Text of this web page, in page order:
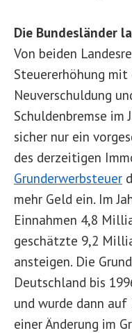
Die Bundesländer
Von beiden
Steuererhöhung
Neuverschuldung
Schuldenbremse im
sicher nur ein
des derzeitigen
Grunderwerbsteuer
mehr Geld ein. Im
Einnahmen 4,8
geschätzte 9,2
ansteigen. Die
Deutschland bis
und wurde dann auf
einer Änderung im